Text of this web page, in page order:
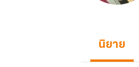
นิยาย